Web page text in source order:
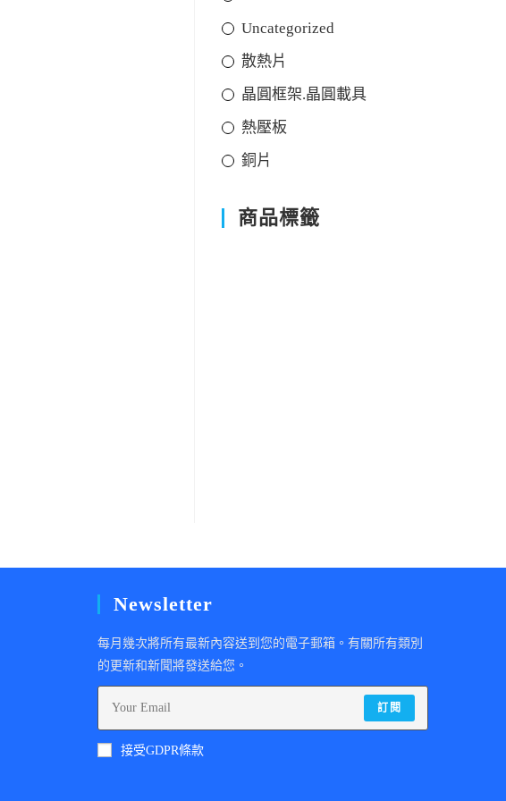
Uncategorized
散熱片
晶圓框架.晶圓載具
熱壓板
銅片
商品標籤
Newsletter
每月幾次將所有最新內容送到您的電子郵箱。有關所有類別
的更新和新聞將發送給您。
訂閱
接受GDPR條款